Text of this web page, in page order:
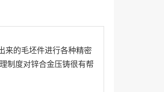
来的毛坯件进行各种精密
制度对锌合金压铸很有帮